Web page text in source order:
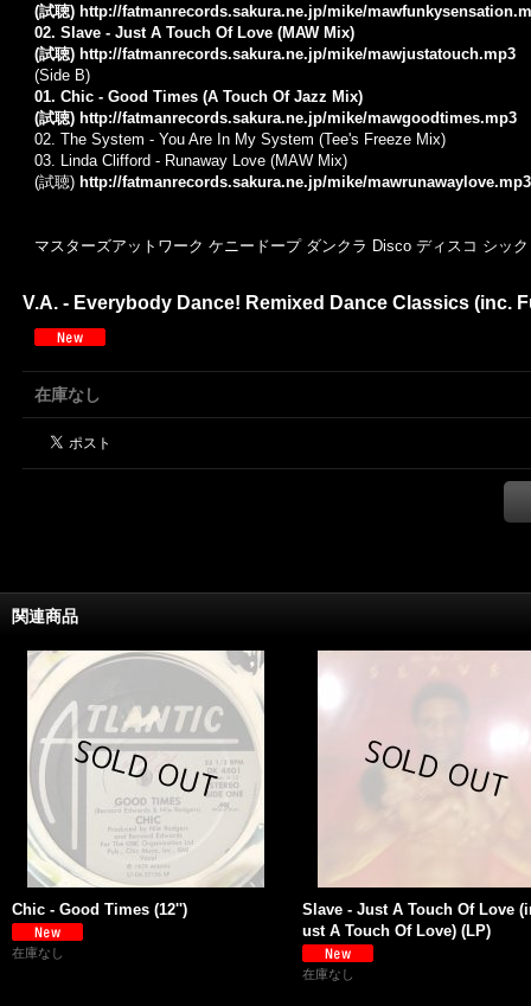
(試聴) http://fatmanrecords.sakura.ne.jp/mike/
02. Slave - Just A Touch Of Love (MAW Mix)
(試聴) http://fatmanrecords.sakura.ne.jp/mike/mawjustatouch.mp3
(Side B)
01. Chic - Good Times (A Touch Of Jazz Mix)
(試聴) http://fatmanrecords.sakura.ne.jp/mike/mawgoodtimes.mp3
02. The System - You Are In My System (Tee's Freeze Mix)
03. Linda Clifford - Runaway Love (MAW Mix)
(試聴) http://fatmanrecords.sakura.ne.jp/mike/mawrunawaylove.mp3
マスターズアットワーク ケニードープ ダンクラ Disco ディスコ シッ
V.A. - Everybody Dance! Remixed Dance Classics (inc.
在庫なし
関連商品
Chic - Good Times (12'')
在庫なし
Slave - Just A Touch Of Love
ust A Touch Of Love) (LP)
在庫なし